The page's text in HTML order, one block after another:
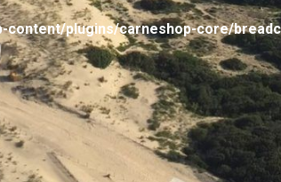
content/plugins/carneshop-core/